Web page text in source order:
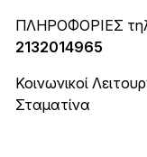
ΠΛΗΡΟΦΟΡΙΕΣ
2132014965
Κοινωνικοί
Σταματίνα